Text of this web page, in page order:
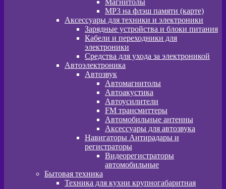
Магнитолы
MP3 на флэш памяти (карте)
Аксессуары для техники и электроники
Зарядные устройства и блоки питания
Кабели и переходники для
электроники
Средства для ухода за электроникой
Автоэлектроника
Автозвук
Автомагнитолы
Автоакустика
Автоусилители
FM трансмиттеры
Автомобильные антенны
Аксессуары для автозвука
Навигаторы Антирадары и
регистраторы
Видеорегистраторы
автомобильные
Бытовая техника
Техника для кухни крупногабаритная